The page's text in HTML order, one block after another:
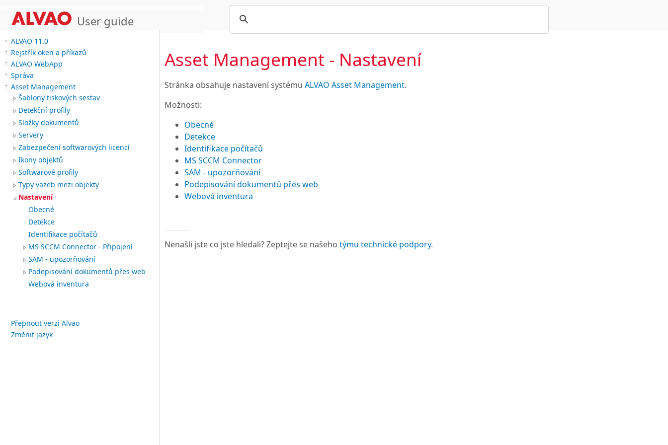
User guide
ALVAO 11.0
Rejstřík oken a příkazů
ALVAO WebApp
Správa
Asset Management
Šablony tiskových sestav
Detekční profily
Složky dokumentů
Servery
Zabezpečení softwarových licencí
Ikony objektů
Softwarové profily
Typy vazeb mezi objekty
Nastavení
Obecné
Detekce
Identifikace počítačů
MS SCCM Connector - Připojení
SAM - upozorňování
Podepisování dokumentů přes web
Webová inventura
Přepnout verzi Alvao
Změnit jazyk
Asset Management - Nastavení
Stránka obsahuje nastavení systému ALVAO Asset Management.
Možnosti:
Obecné
Detekce
Identifikace počítačů
MS SCCM Connector
SAM - upozorňování
Podepisování dokumentů přes web
Webová inventura
Nenašli jste co jste hledali? Zeptejte se našeho týmu technické podpory.